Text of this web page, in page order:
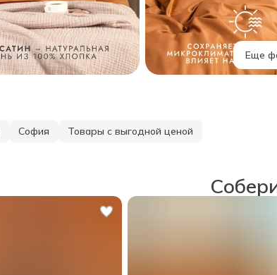
Еще
София Товары с выгодной ценой